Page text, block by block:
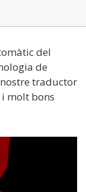
del
de
traductor
molt bons